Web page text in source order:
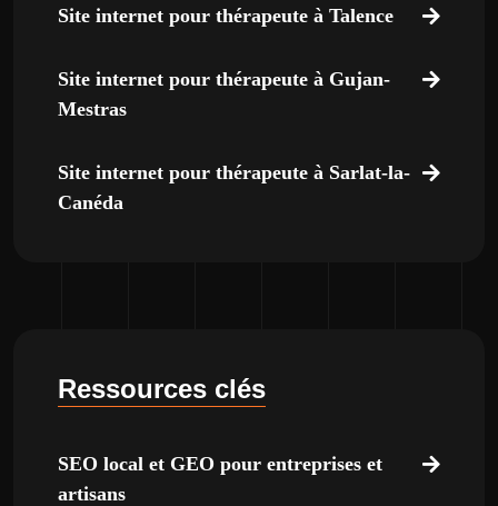
Site internet pour thérapeute à Talence
Site internet pour thérapeute à Gujan-
Mestras
Site internet pour thérapeute à Sarlat-la-
Canéda
Ressources clés
SEO local et GEO pour entreprises et
artisans